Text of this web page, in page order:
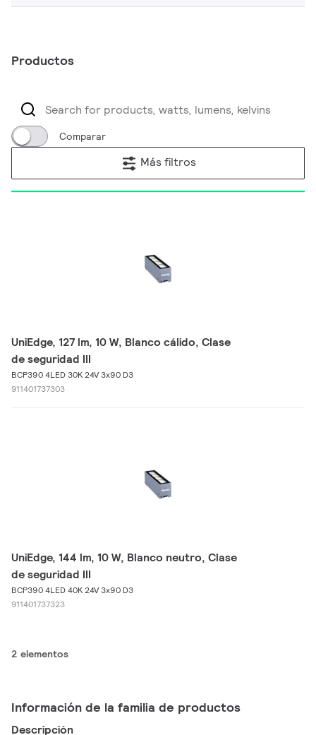
Productos
Comparar
Más filtros
UniEdge, 127 lm, 10 W, Blanco cálido, Clase
de seguridad III
BCP390 4LED 30K 24V 3x90 D3
911401737303
UniEdge, 144 lm, 10 W, Blanco neutro, Clase
de seguridad III
BCP390 4LED 40K 24V 3x90 D3
911401737323
2 elementos
Información de la familia de productos
Descripción